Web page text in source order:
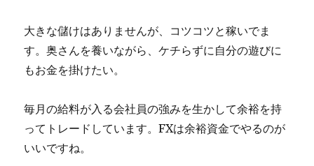
大きな儲けはありませんが、コツコツと稼いでま
す。奥さんを養いながら、ケチらずに自分の遊びに
もお金を掛けたい。
毎月の給料が入る会社員の強みを生かして余裕を持
ってトレードしています。FXは余裕資金でやるのが
いいですね。